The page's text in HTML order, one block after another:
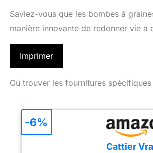
Saviez-vous que les bombes à
manière innovante de redonner vie à
Imprimer
Où trouver les fournitures
Cattier
-6%